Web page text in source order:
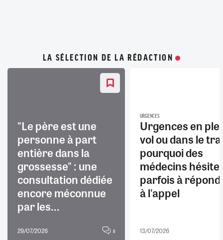
LA SÉLECTION DE LA RÉDACTION
"Le père est une
personne à part
entière dans la
grossesse" : une
consultation dédiée
encore méconnue
par les...
29/07/2026 8
URGENCES
Urgences en
vol ou dans le
pourquoi des
médecins
parfois à
à l'appel
13/07/2026